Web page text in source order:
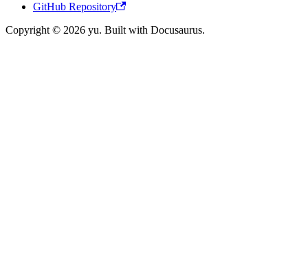
GitHub Repository
Copyright © 2026 yu. Built with Docusaurus.